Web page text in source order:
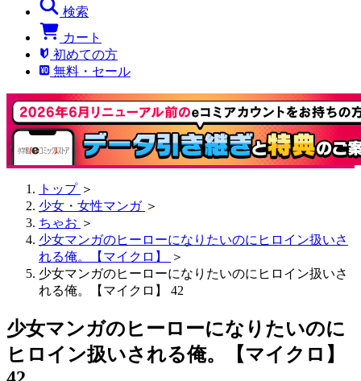
検索
カート
初めての方
無料・セール
トップ ＞
少女・女性マンガ ＞
ちゃお ＞
少女マンガのヒーローになりたいのにヒロイン扱いさ
れる俺。【マイクロ】
＞
少女マンガのヒーローになりたいのにヒロイン扱いさ
れる俺。【マイクロ】 42
少女マンガのヒーローになりたいのに
ヒロイン扱いされる俺。【マイクロ】